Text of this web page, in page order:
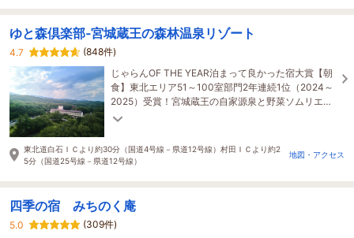
ゆと森倶楽部‐宮城蔵王の森林温泉リゾート
4.7
(848件)
じゃらんOF THE YEAR泊まって良かった宿大賞【朝
食】東北エリア51～100室部門2年連続1位（2024～
2025）受賞！宮城蔵王の自家源泉と野菜ソムリエの
食事、暮らすように過ごす温泉宿
東北道白石ＩＣより約30分（国道4号線－県道12号線）村田ＩＣより約2
5分（国道25号線－県道12号線）
地図・アクセス
四季の宿 みちのく庵
5.0
(309件)